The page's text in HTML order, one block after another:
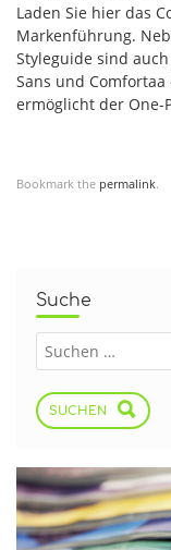
Laden Sie hier das
Markenführung.
Styleguide sind
Sans und
ermöglicht der One-
Bookmark the permalink.
Suche
SUCHEN